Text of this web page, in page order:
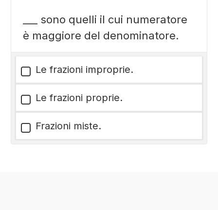
___ sono quelli il cui numeratore
è maggiore del denominatore.
Le frazioni improprie.
Le frazioni proprie.
Frazioni miste.